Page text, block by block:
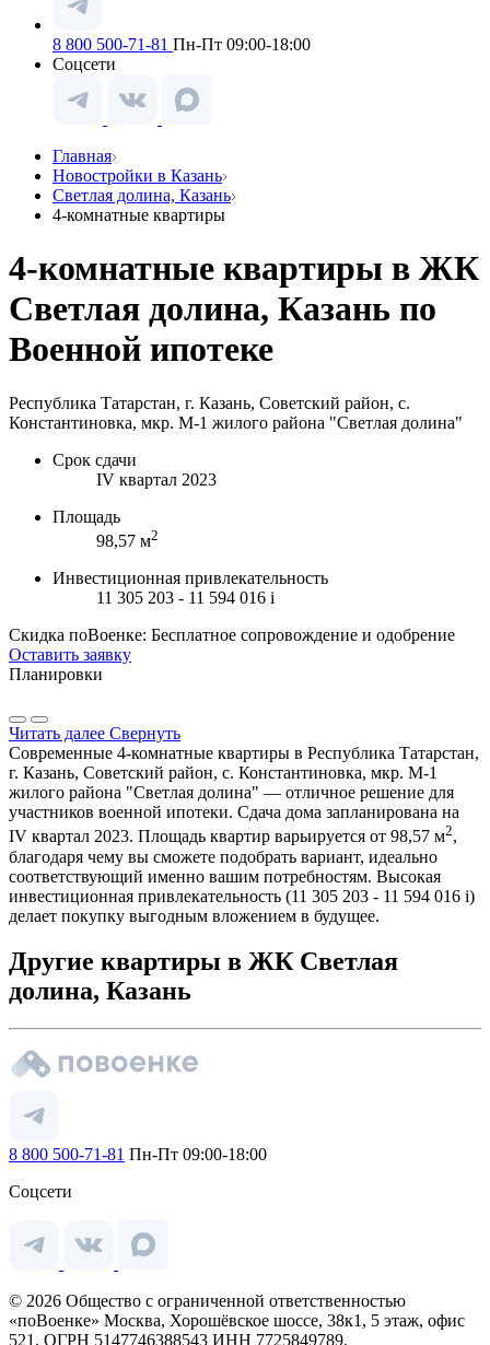
8 800 500-71-81 Пн-Пт 09:00-18:00
Соцсети
Главная
Новостройки в Казань
Светлая долина, Казань
4-комнатные квартиры
4-комнатные квартиры в ЖК
Светлая долина, Казань по
Военной ипотеке
Республика Татарстан, г. Казань, Советский район, с.
Константиновка, мкр. М-1 жилого района "Светлая долина"
Срок сдачи
IV квартал 2023
Площадь
98,57 м2
Инвестиционная привлекательность
11 305 203 - 11 594 016 i
Скидка поВоенке: Бесплатное сопровождение и одобрение
Оставить заявку
Планировки
Читать далее Свернуть
Современные 4-комнатные квартиры в Республика Татарстан,
г. Казань, Советский район, с. Константиновка, мкр. М-1
жилого района "Светлая долина" — отличное решение для
участников военной ипотеки. Сдача дома запланирована на
IV квартал 2023. Площадь квартир варьируется от 98,57 м2,
благодаря чему вы сможете подобрать вариант, идеально
соответствующий именно вашим потребностям. Высокая
инвестиционная привлекательность (11 305 203 - 11 594 016 i)
делает покупку выгодным вложением в будущее.
Другие квартиры в ЖК Светлая
долина, Казань
8 800 500-71-81 Пн-Пт 09:00-18:00
Соцсети
© 2026 Общество с ограниченной ответственностью
«поВоенке» Москва, Хорошёвское шоссе, 38к1, 5 этаж, офис
521, ОГРН 5147746388543 ИНН 7725849789.